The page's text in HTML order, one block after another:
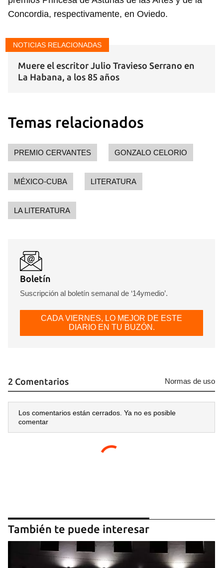
INICIAR SESIÓN CANCELAR
Concordia, respectivamente, en Oviedo.
NOTICIAS RELACIONADAS
Muere el escritor Julio Travieso Serrano en
La Habana, a los 85 años
Temas relacionados
PREMIO CERVANTES GONZALO CELORIO
MÉXICO-CUBA LITERATURA
LA LITERATURA
Boletín
Suscripción al boletín semanal de ‘14ymedio’.
CADA VIERNES, LO MEJOR DE ESTE
DIARIO EN TU BUZÓN.
2 Comentarios Normas de uso
Los comentarios están cerrados. Ya no es posible
comentar
También te puede interesar